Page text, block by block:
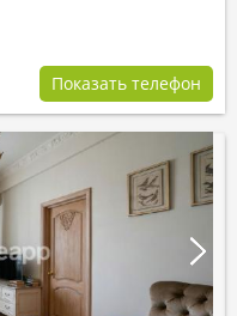
Показать телефон